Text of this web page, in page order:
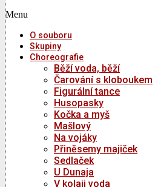
Menu
O souboru
Skupiny
Choreografie
Běží voda, běží
Čarování s kloboukem
Figurální tance
Husopasky
Kočka a myš
Mašlový
Na vojáky
Přiněsemy majiček
Sedlaček
U Dunaja
V kolaji voda